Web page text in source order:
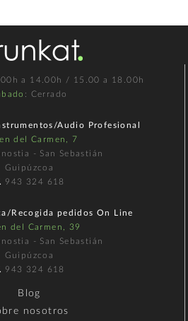
a 14.00h / 15.00 a 18.00h
: Cerrado
Audio Profesional
del Carmen, 7
- San Sebastián
Guipúzcoa
943 324 618
Recogida pedidos On Line
del Carmen, 39
- San Sebastián
Guipúzcoa
943 324 618
Blog
nosotros